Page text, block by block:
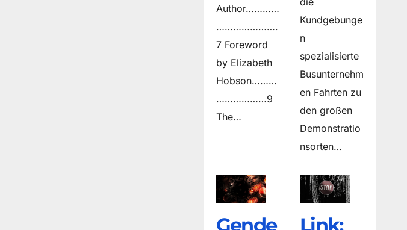
Author…………
………………….
7 Foreword
by Elizabeth
Hobson………
………………9
The…
Kundgebunge
n
spezialisierte
Busunternehm
en Fahrten zu
den großen
Demonstratio
nsorten…
Gende Link: